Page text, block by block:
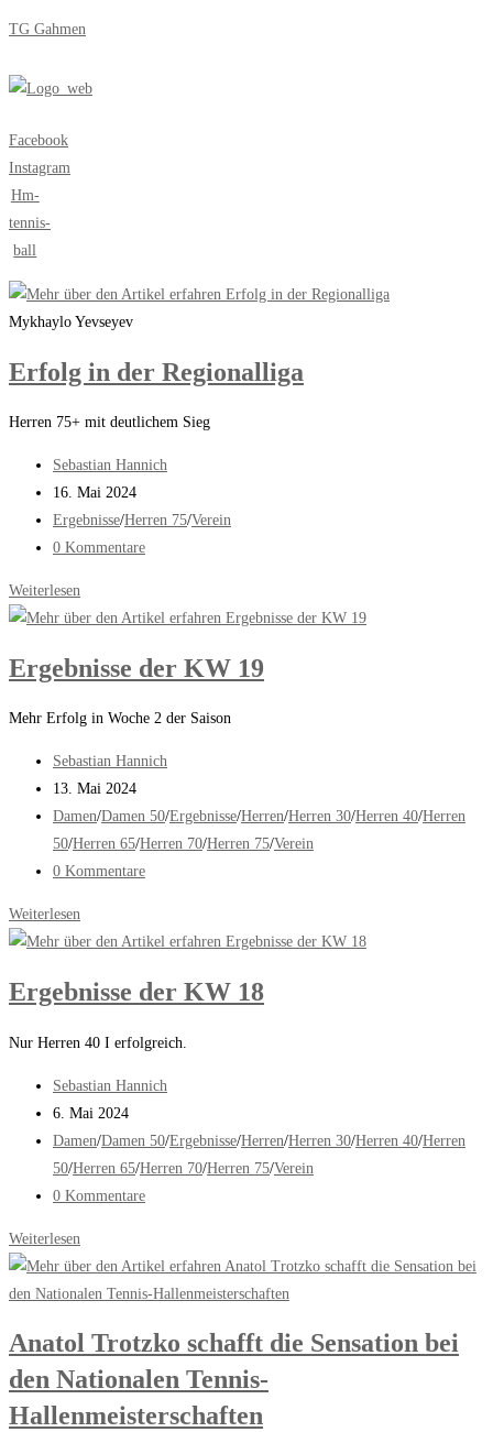
Zum
springen
TG Gahmen
Facebook
Instagram
Hm-
tennis-
ball
Mykhaylo Yevseyev
Erfolg in der Regionalliga
Herren 75+ mit deutlichem Sieg
Beitrags-
Autor:
Sebastian Hannich
Beitrag
veröffentlicht:
16. Mai 2024
Beitrags-
Kategorie:
Ergebnisse/Herren 75/Verein
Beitrags-
0 Kommentare
Weiterlesen
in
Regionalliga
Ergebnisse der KW 19
Mehr Erfolg in Woche 2 der Saison
Beitrags-
Autor:
Sebastian Hannich
Beitrag
veröffentlicht:
13. Mai 2024
Beitrags-
Kategorie:
Damen/Damen 50/Ergebnisse/Herren/Herren 30/Herren 40/Herren
50/Herren 65/Herren 70/Herren 75/Verein
Beitrags-
0 Kommentare
Weiterlesen
der
19
Ergebnisse der KW 18
Nur Herren 40 I erfolgreich.
Beitrags-
Autor:
Sebastian Hannich
Beitrag
veröffentlicht:
6. Mai 2024
Beitrags-
Kategorie:
Damen/Damen 50/Ergebnisse/Herren/Herren 30/Herren 40/Herren
50/Herren 65/Herren 70/Herren 75/Verein
Beitrags-
0 Kommentare
Weiterlesen
der
KW
Anatol Trotzko schafft die Sensation bei
den Nationalen Tennis-
Hallenmeisterschaften